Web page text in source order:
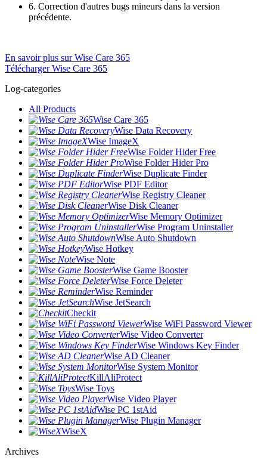
6. Correction d'autres bugs mineurs dans la version
précédente.
En savoir plus sur Wise Care 365
Télécharger Wise Care 365
Log-categories
All Products
Wise Care 365
Wise Data Recovery
Wise ImageX
Wise Folder Hider Free
Wise Folder Hider Pro
Wise Duplicate Finder
Wise PDF Editor
Wise Registry Cleaner
Wise Disk Cleaner
Wise Memory Optimizer
Wise Program Uninstaller
Wise Auto Shutdown
Wise Hotkey
Wise Note
Wise Game Booster
Wise Force Deleter
Wise Reminder
Wise JetSearch
Checkit
Wise WiFi Password Viewer
Wise Video Converter
Wise Windows Key Finder
Wise AD Cleaner
Wise System Monitor
KillAliProtect
Wise Toys
Wise Video Player
Wise PC 1stAid
Wise Plugin Manager
WiseX
Archives